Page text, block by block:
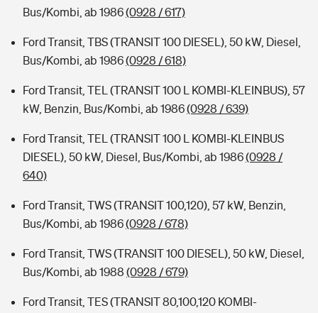
Bus/Kombi, ab 1986(0928 / 617)
Ford Transit, TBS (TRANSIT 100 DIESEL), 50 kW, Diesel,
Bus/Kombi, ab 1986(0928 / 618)
Ford Transit, TEL (TRANSIT 100 L KOMBI-KLEINBUS), 57
kW, Benzin, Bus/Kombi, ab 1986(0928 / 639)
Ford Transit, TEL (TRANSIT 100 L KOMBI-KLEINBUS
DIESEL), 50 kW, Diesel, Bus/Kombi, ab 1986(0928 /
640)
Ford Transit, TWS (TRANSIT 100,120), 57 kW, Benzin,
Bus/Kombi, ab 1986(0928 / 678)
Ford Transit, TWS (TRANSIT 100 DIESEL), 50 kW, Diesel,
Bus/Kombi, ab 1988 (0928 / 679)
Ford Transit, TES (TRANSIT 80,100,120 KOMBI-